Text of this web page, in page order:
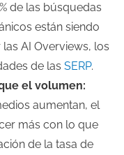
de las búsquedas
están siendo
AI Overviews, los
de las SERP.
el volumen:
aumentan, el
más con lo que
de la tasa de